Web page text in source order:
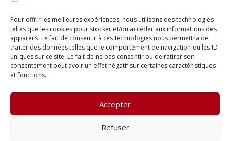
Pour offrir les meilleures expériences, nous utilisons des technologies
telles que les cookies pour stocker et/ou accéder aux informations des
appareils. Le fait de consentir à ces technologies nous permettra de
traiter des données telles que le comportement de navigation ou les ID
uniques sur ce site. Le fait de ne pas consentir ou de retirer son
consentement peut avoir un effet négatif sur certaines caractéristiques
et fonctions.
Accepter
Refuser
06 41 96 20 86
Siège : 18 rue Camille, 69003 LYON
Suivez-nous